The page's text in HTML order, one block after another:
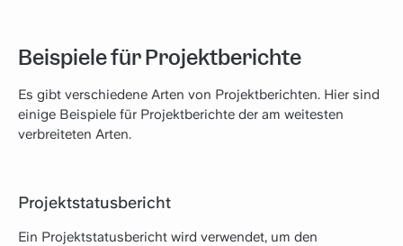
Beispiele für Projektberichte
Es gibt verschiedene Arten von Projektberichten. Hier sind
einige Beispiele für Projektberichte der am weitesten
verbreiteten Arten.
Projektstatusbericht
Ein Projektstatusbericht wird verwendet, um den